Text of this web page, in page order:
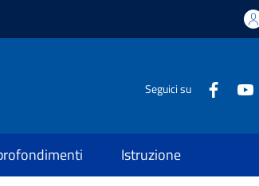
Seguici su
Istruzione